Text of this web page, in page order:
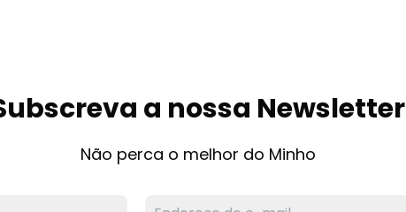
a nossa Newsletter
Não perca o melhor do Minho